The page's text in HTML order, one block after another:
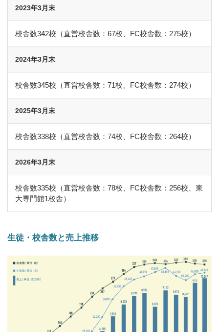
2023年3月末
校舎数342校（直営校舎数：67校、FC校舎数：275校）
2024年3月末
校舎数345校（直営校舎数：71校、FC校舎数：274校）
2025年3月末
校舎数338校（直営校舎数：74校、FC校舎数：264校）
2026年3月末
校舎数335校（直営校舎数：78校、FC校舎数：256校、東
大専門館1校舎）
生徒・校舎数と売上推移